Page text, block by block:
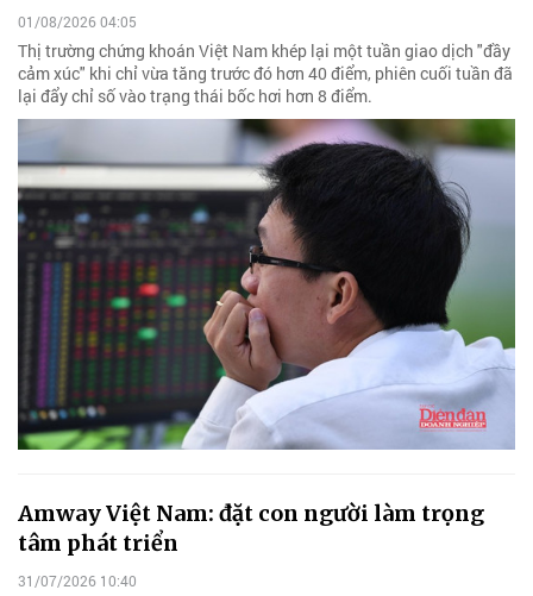
01/08/2026 04:05
Thị trường chứng khoán Việt Nam khép lại một tuần giao dịch "đầy
cảm xúc" khi chỉ vừa tăng trước đó hơn 40 điểm, phiên cuối tuần đã
lại đẩy chỉ số vào trạng thái bốc hơi hơn 8 điểm.
Amway Việt Nam: đặt con người làm trọng
tâm phát triển
31/07/2026 10:40